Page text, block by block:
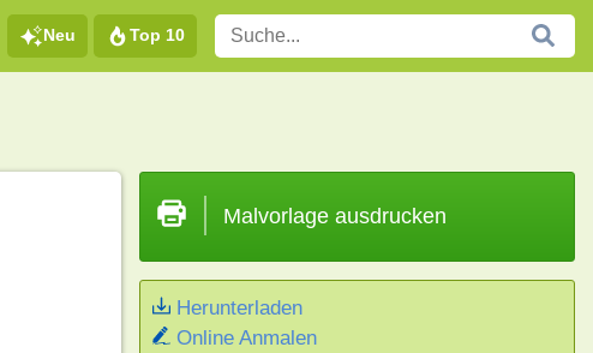
Neu Top 10
Malvorlage ausdrucken
Herunterladen
Online Anmalen